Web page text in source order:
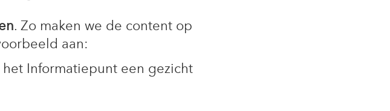
. Zo maken we de content op
aan:
Informatiepunt een gezicht